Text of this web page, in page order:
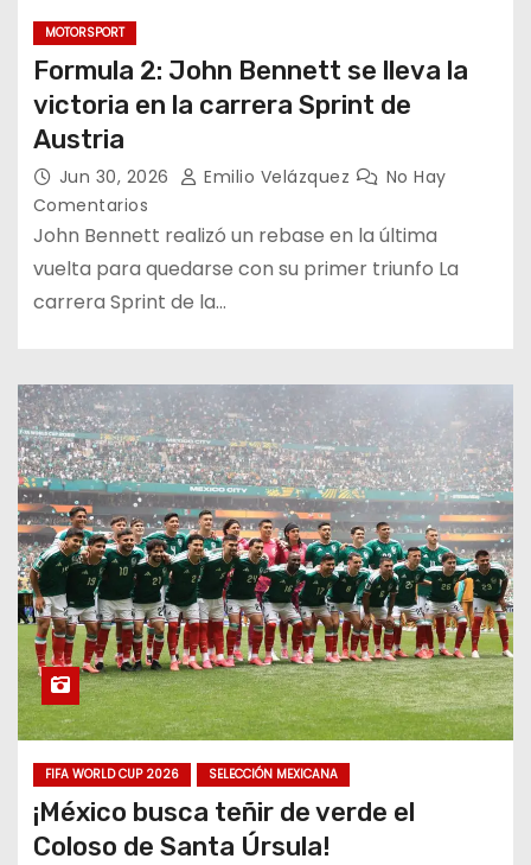
MOTORSPORT
Formula 2: John Bennett se lleva la
victoria en la carrera Sprint de
Austria
Jun 30, 2026 Emilio Velázquez
No Hay
Comentarios
John Bennett realizó un rebase en la última
vuelta para quedarse con su primer triunfo La
carrera Sprint de la…
FIFA WORLD CUP 2026 SELECCIÓN MEXICANA
¡México busca teñir de verde el
Coloso de Santa Úrsula!